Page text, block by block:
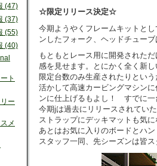
☆限定リリース決定☆
今期ようやくフレームキットと
ンしたフォーク、ヘッドチュー
もともとレース用に開発された
感を見せます。とにかく全く新
限定台数のみ生産されたりとい
活かして高速カービングマシン
ンに仕上げるもよし！ すでに
今期jは過去にリリースされてい
ストラップにデッキマットも気
あとはお気に入りのボードとハ
スタッフ一同、先シーズンは皆
(47)
(37)
(55)
(40)
ト
ー
メ